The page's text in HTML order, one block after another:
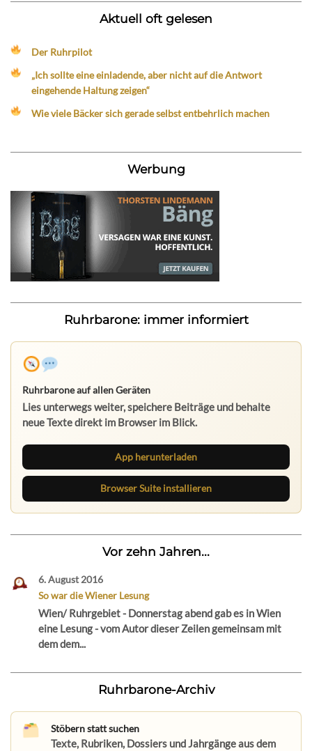
Aktuell oft gelesen
Der Ruhrpilot
„Ich sollte eine einladende, aber nicht auf die Antwort
eingehende Haltung zeigen“
Wie viele Bäcker sich gerade selbst entbehrlich machen
Werbung
Ruhrbarone: immer informiert
Ruhrbarone auf allen Geräten
Lies unterwegs weiter, speichere Beiträge und behalte
neue Texte direkt im Browser im Blick.
App herunterladen
Browser Suite installieren
Vor zehn Jahren...
6. August 2016
So war die Wiener Lesung
Wien/ Ruhrgebiet - Donnerstag abend gab es in Wien
eine Lesung - vom Autor dieser Zeilen gemeinsam mit
dem dem...
Ruhrbarone-Archiv
Stöbern statt suchen
Texte, Rubriken, Dossiers und Jahrgänge aus dem